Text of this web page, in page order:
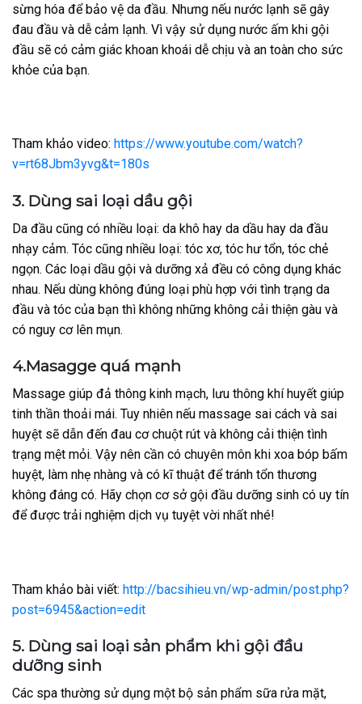
sừng hóa để bảo vệ da đầu. Nhưng nếu nước lạnh sẽ gây
đau đầu và dễ cảm lạnh. Vì vậy sử dụng nước ấm khi gội
đầu sẽ có cảm giác khoan khoái dễ chịu và an toàn cho sức
khỏe của bạn.
Tham khảo video: https://www.youtube.com/watch?
v=rt68Jbm3yvg&t=180s
3. Dùng sai loại dầu gội
Da đầu cũng có nhiều loại: da khô hay da dầu hay da đầu
nhạy cảm. Tóc cũng nhiều loại: tóc xơ, tóc hư tổn, tóc chẻ
ngọn. Các loại dầu gội và dưỡng xả đều có công dụng khác
nhau. Nếu dùng không đúng loại phù hợp với tình trạng da
đầu và tóc của bạn thì không những không cải thiện gàu và
có nguy cơ lên mụn.
4.Masagge quá mạnh
Massage giúp đả thông kinh mạch, lưu thông khí huyết giúp
tinh thần thoải mái. Tuy nhiên nếu massage sai cách và sai
huyệt sẽ dẫn đến đau cơ chuột rút và không cải thiện tình
trạng mệt mỏi. Vậy nên cần có chuyên môn khi xoa bóp bấm
huyệt, làm nhẹ nhàng và có kĩ thuật để tránh tổn thương
không đáng có. Hãy chọn cơ sở gội đầu dưỡng sinh có uy tín
để được trải nghiệm dịch vụ tuyệt vời nhất nhé!
Tham khảo bài viết: http://bacsihieu.vn/wp-admin/post.php?
post=6945&action=edit
5. Dùng sai loại sản phẩm khi gội đầu
dưỡng sinh
Các spa thường sử dụng một bộ sản phẩm sữa rửa mặt,